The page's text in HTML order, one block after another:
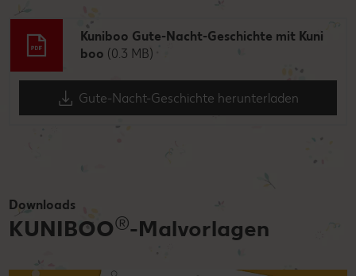
Kuniboo Gute-Nacht-Geschichte mit Kuni
boo (0.3 MB)
Gute-Nacht-Geschichte herunterladen
Downloads
KUNIBOO®-Malvorlagen